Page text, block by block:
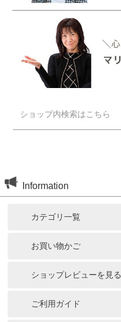
Information
カテゴリ一覧
お買い物かご
ショップレビューを見る
ご利用ガイド